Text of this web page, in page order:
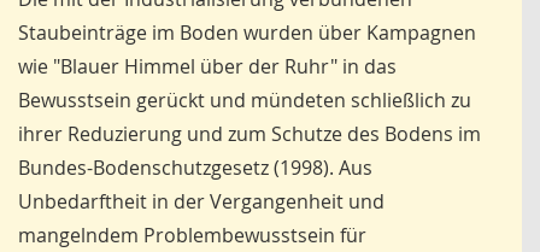
Staubeinträge im Boden wurden über Kampagnen
wie "Blauer Himmel über der Ruhr" in das
Bewusstsein gerückt und mündeten schließlich zu
ihrer Reduzierung und zum Schutze des Bodens im
Bundes-Bodenschutzgesetz (1998). Aus
Unbedarftheit in der Vergangenheit und
mangelndem Problembewusstsein für